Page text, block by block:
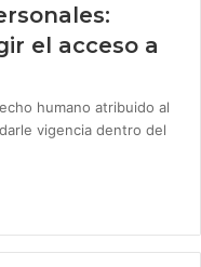
el acceso a
humano atribuido al
vigencia dentro del